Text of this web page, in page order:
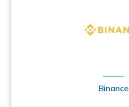
Binance